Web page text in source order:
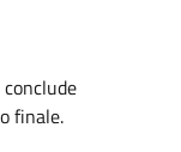
finale.